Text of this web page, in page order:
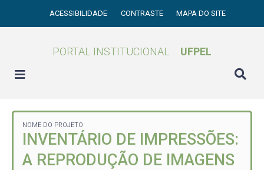
ACESSIBILIDADE CONTRASTE MAPA DO SITE
PORTAL INSTITUCIONAL UFPEL
NOME DO PROJETO
INVENTÁRIO DE IMPRESSÕES:
A REPRODUÇÃO DE IMAGENS